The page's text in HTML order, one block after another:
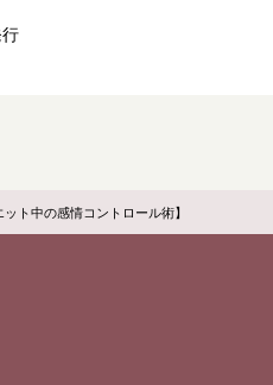
行
ット中の感情コントロール術】